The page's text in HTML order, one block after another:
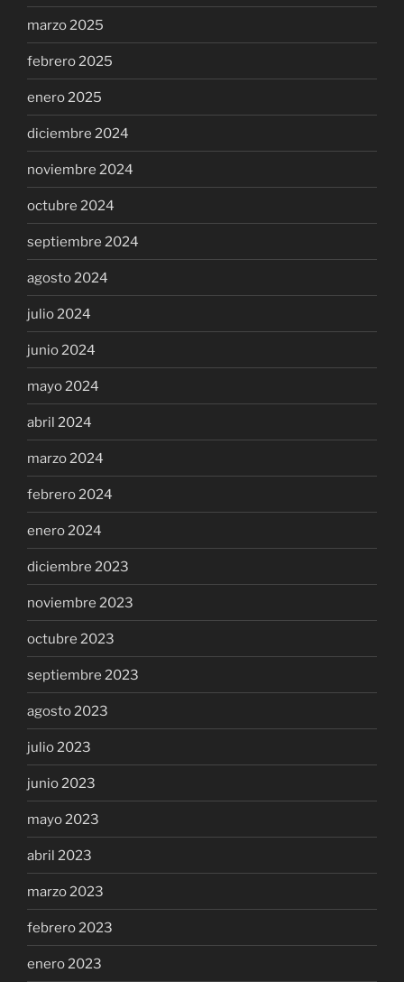
marzo 2025
febrero 2025
enero 2025
diciembre 2024
noviembre 2024
octubre 2024
septiembre 2024
agosto 2024
julio 2024
junio 2024
mayo 2024
abril 2024
marzo 2024
febrero 2024
enero 2024
diciembre 2023
noviembre 2023
octubre 2023
septiembre 2023
agosto 2023
julio 2023
junio 2023
mayo 2023
abril 2023
marzo 2023
febrero 2023
enero 2023